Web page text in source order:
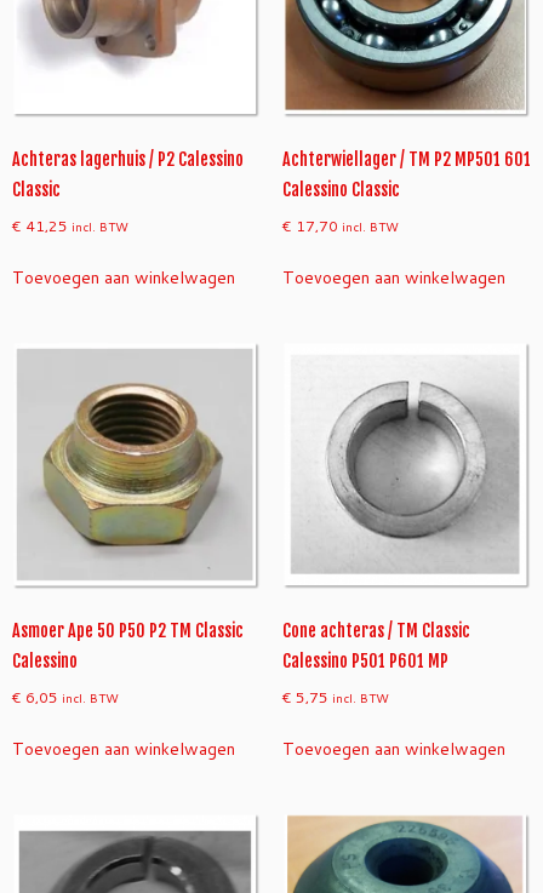
Achteras lagerhuis / P2 Calessino
Classic
€ 41,25 incl. BTW
Toevoegen aan winkelwagen
Achterwiellager / TM P2 MP501 601
Calessino Classic
€ 17,70 incl. BTW
Toevoegen aan winkelwagen
Asmoer Ape 50 P50 P2 TM Classic
Calessino
€ 6,05 incl. BTW
Toevoegen aan winkelwagen
Cone achteras / TM Classic
Calessino P501 P601 MP
€ 5,75 incl. BTW
Toevoegen aan winkelwagen